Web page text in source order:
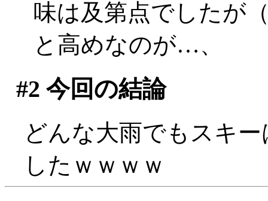
味は及第点でしたが
と高めなのが…、
#2 今回の結論
どんな大雨でもスキ
したｗｗｗｗ